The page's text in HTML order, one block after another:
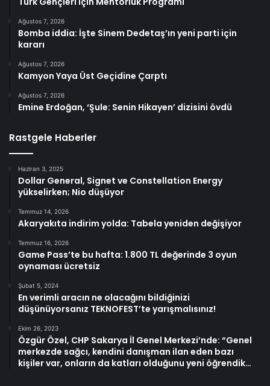
Ağustos 7, 2026
Bomba iddia: İşte Sinem Dedetaş’ın yeni parti için
kararı
Ağustos 7, 2026
Kamyon Yaya Üst Geçidine Çarptı
Ağustos 7, 2026
Emine Erdoğan, ‘Şule: Senin Hikayen’ dizisini övdü
Rastgele Haberler
Haziran 3, 2025
Dollar General, Signet ve Constellation Energy
yükselirken; Nio düşüyor
Temmuz 14, 2026
Akaryakıta indirim yolda: Tabela yeniden değişiyor
Temmuz 16, 2026
Game Pass’te bu hafta: 1.800 TL değerinde 3 oyun
oynaması ücretsiz
Şubat 5, 2024
En verimli aracın ne olacağını bildiğinizi
düşünüyorsanız TEKNOFEST’te yarışmalısınız!
Ekim 26, 2023
Özgür Özel, CHP Sakarya İl Genel Merkezi’nde: “Genel
merkezde sağcı, kendini danışman ilan eden bazı
kişiler var, onların da katları olduğunu yeni öğrendik…